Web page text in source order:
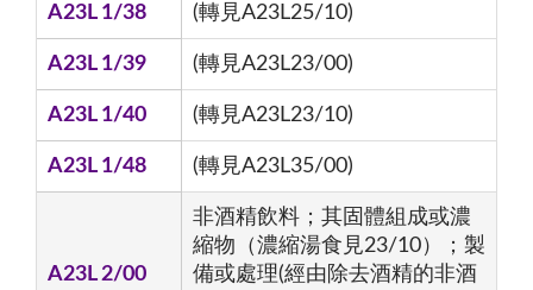
A23L 1/38 (轉見A23L25/10)
A23L 1/39 (轉見A23L23/00)
A23L 1/40 (轉見A23L23/10)
A23L 1/48 (轉見A23L35/00)
A23L 2/00
非酒精飲料；其固體組成或濃
縮物（濃縮湯食見23/10）；製
備或處理(經由除去酒精的非酒